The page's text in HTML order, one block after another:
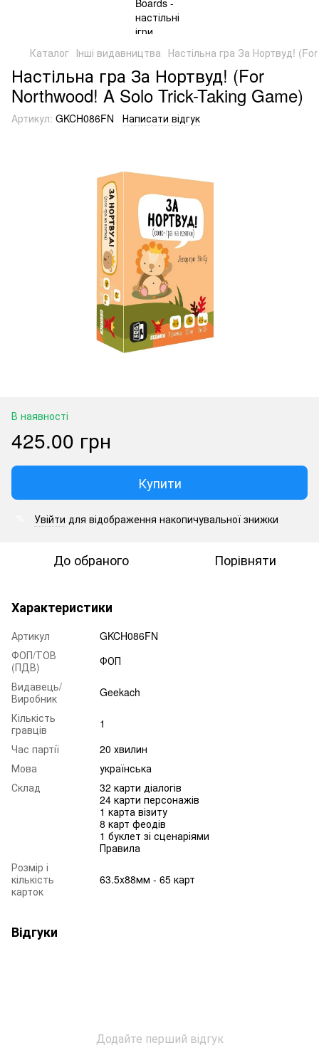
Каталог Інші видавництва Настільна гра За Нортвуд!
Настільна гра За Нортвуд! (For
Northwood! A Solo Trick-Taking Game)
Артикул: GKCH086FN Написати відгук
В наявності
425.00 грн
Купити
Увійти для відображення накопичувальної знижки
До обраного Порівняти
Характеристики
Артикул
GKCH086FN
ФОП/ТОВ
(ПДВ)
ФОП
Видавець/
Виробник
Geekach
Кількість
гравців
1
Час партії
20 хвилин
Мова
українська
Склад
32 карти діалогів
24 карти персонажів
1 карта візиту
8 карт феодів
1 буклет зі сценаріями
Правила
Розмір і
кількість
карток
63.5x88мм - 65 карт
Відгуки
Додайте перший відгук